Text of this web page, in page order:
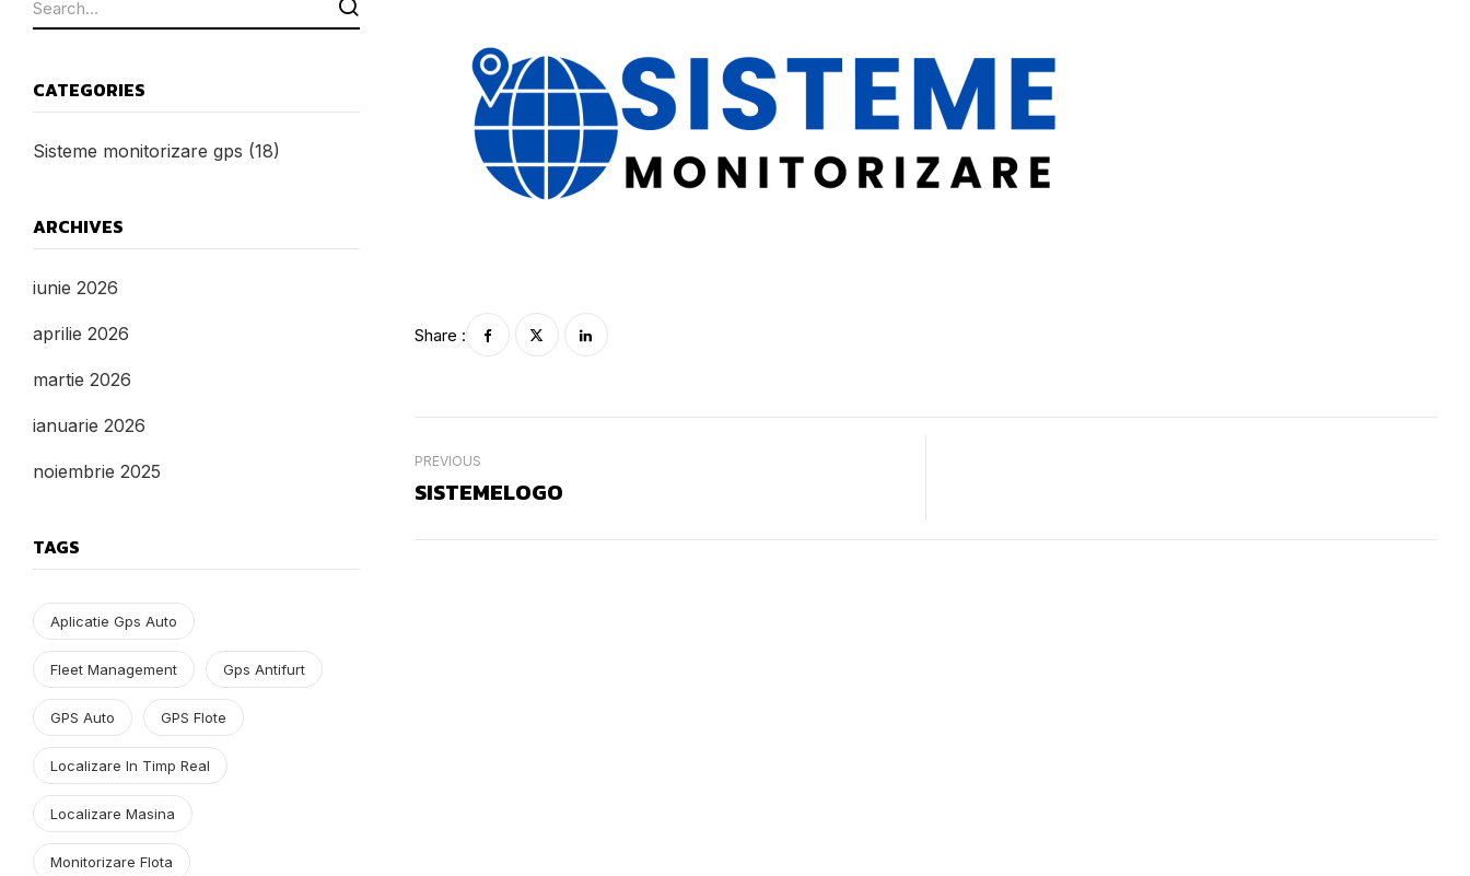
CATEGORIES
Sisteme monitorizare gps (18)
ARCHIVES
iunie 2026
aprilie 2026
martie 2026
ianuarie 2026
noiembrie 2025
TAGS
Aplicatie Gps Auto
Fleet Management Gps Antifurt
GPS Auto GPS Flote
Localizare In Timp Real
Localizare Masina
Monitorizare Flota
Share :
PREVIOUS
SISTEMELOGO